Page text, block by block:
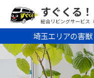
埼玉エリアの害
すぐくる！
総合リビングサービス（